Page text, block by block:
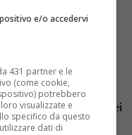
16, 2023
che Daniele ha
lei cerca di
tra loro, e dice che
passato. Non sarà lei
e Oriana. Daniele le
e/o accedervi
431 partner e le
(come cookie,
potrebbero
visualizzate e
specifico da questo
dati di